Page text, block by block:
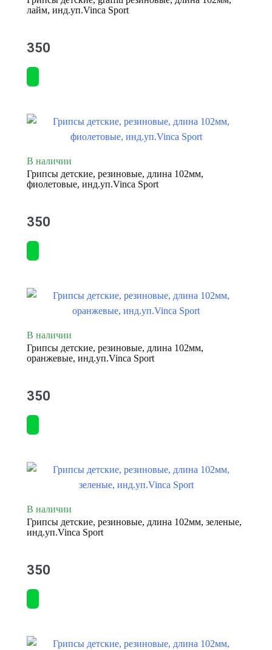
лайм, инд.уп.Vinca Sport
350
В наличии
Грипсы детские, резиновые, длина 102мм,
фиолетовые, инд.уп.Vinca Sport
350
В наличии
Грипсы детские, резиновые, длина 102мм,
оранжевые, инд.уп.Vinca Sport
350
В наличии
Грипсы детские, резиновые, длина 102мм, зеленые,
инд.уп.Vinca Sport
350